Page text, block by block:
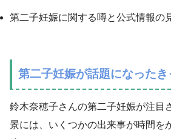
第二子妊娠に関する噂と公式情報の
第二子妊娠が話題になったき
鈴木奈穂子さんの第二子妊娠が注目
景には、いくつかの出来事が時間を